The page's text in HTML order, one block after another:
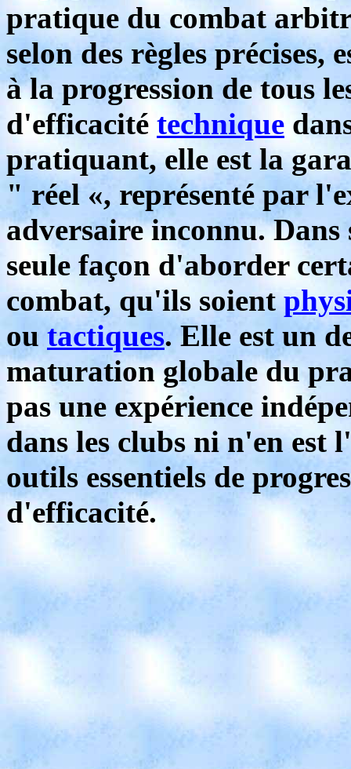
pratique du combat
selon des règles précises,
à la progression de tous
d'efficacité technique
pratiquant, elle est la
" réel «, représenté par
adversaire inconnu. Dans
seule façon d'aborder
combat, qu'ils soient
ou tactiques. Elle est un
maturation globale du
pas une expérience
dans les clubs ni n'en est
outils essentiels de
d'efficacité.